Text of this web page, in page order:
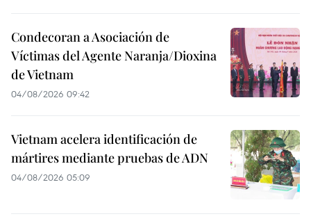
Condecoran a Asociación de
Víctimas del Agente Naranja/Dioxina
de Vietnam
04/08/2026 09:42
Vietnam acelera identificación de
mártires mediante pruebas de ADN
04/08/2026 05:09